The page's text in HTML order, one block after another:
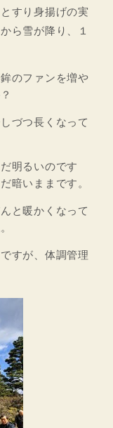
すり身揚げの実
ら雪が降り、１
のファンを増や
づつ長くなって
明るいのです
暗いままです。
と暖かくなって
すが、体調管理